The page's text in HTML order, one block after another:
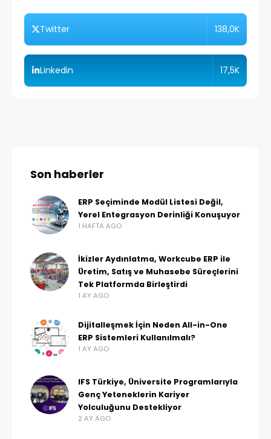
Twitter 138,0K
Linkedin 17,5K
Son haberler
ERP Seçiminde Modül Listesi Değil,
Yerel Entegrasyon Derinliği Konuşuyor
1 HAFTA AGO
İkizler Aydınlatma, Workcube ERP ile
Üretim, Satış ve Muhasebe Süreçlerini
Tek Platformda Birleştirdi
1 AY AGO
Dijitalleşmek İçin Neden All-in-One
ERP Sistemleri Kullanılmalı?
1 AY AGO
IFS Türkiye, Üniversite Programlarıyla
Genç Yeteneklerin Kariyer
Yolculuğunu Destekliyor
2 AY AGO